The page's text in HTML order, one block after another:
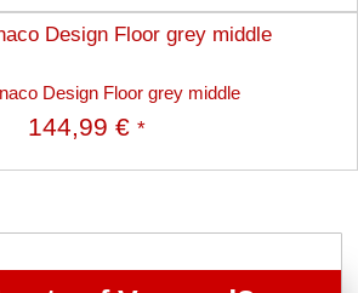
Design Floor grey middle
144,99 € *